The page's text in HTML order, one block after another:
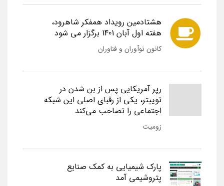
هشتادمین رویداد همفکر شاهرود،
هفته اول آبان 1401 برگزار می شود
کانون نوآوران و فناوران
رپر آمریکایی پس از بن شدن در
توییتر، یکی از رقبای اصلی این شبکه
اجتماعی را تصاحب می‌کند
زومیت
پارک شیمیایی به کمک صنایع
پتروشیمی آمد